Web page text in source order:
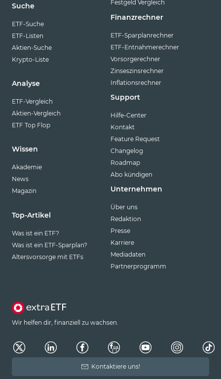
Suche
ETF-Suche
ETF-Listen
Aktien-Suche
Krypto-Liste
Analyse
ETF-Vergleich
Aktien-Vergleich
ETF Top Flop
Wissen
Akademie
News
Magazin
Top-Artikel
Was ist ein ETF?
Was ist ein ETF-Sparplan?
Altersvorsorge mit ETFs
Festgeld Vergleich
Finanzrechner
ETF-Sparplanrechner
ETF-Entnahmerechner
Vorsorgerechner
Zinseszinsrechner
Inflationsrechner
Support
Hilfe-Center
Kontakt
Feature Request
Changelog
Roadmap
Abo kündigen
Unternehmen
Über uns
Redaktion
Presse
Karriere
Mediadaten
Partnerprogramm
Wir helfen dir, finanziell zu wachsen.
Kontaktiere uns!